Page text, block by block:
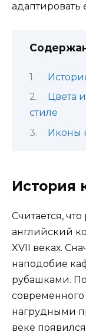
адаптировать
Цвета
стиле
Иконы
История
Считается,
английский
XVII веках.
наподобие
рубашками.
нагрудными
веке